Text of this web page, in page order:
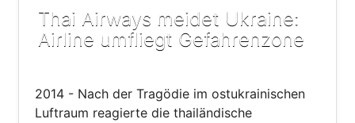
Thai Airways meidet Ukraine:
Airline umfliegt Gefahrenzone
2014 - Nach der Tragödie im ostukrainischen
Luftraum reagierte die thailändische